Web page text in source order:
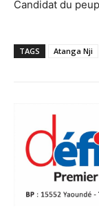
Candidat du
TAGS Atanga Nji